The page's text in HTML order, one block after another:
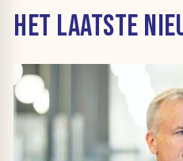
HET LAATSTE